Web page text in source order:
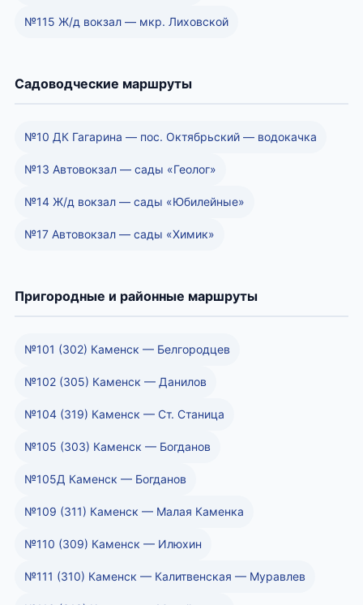
№115 Ж/д вокзал — мкр. Лиховской
Садоводческие маршруты
№10 ДК Гагарина — пос. Октябрьский — водокачка
№13 Автовокзал — сады «Геолог»
№14 Ж/д вокзал — сады «Юбилейные»
№17 Автовокзал — сады «Химик»
Пригородные и районные маршруты
№101 (302) Каменск — Белгородцев
№102 (305) Каменск — Данилов
№104 (319) Каменск — Ст. Станица
№105 (303) Каменск — Богданов
№105Д Каменск — Богданов
№109 (311) Каменск — Малая Каменка
№110 (309) Каменск — Илюхин
№111 (310) Каменск — Калитвенская — Муравлев